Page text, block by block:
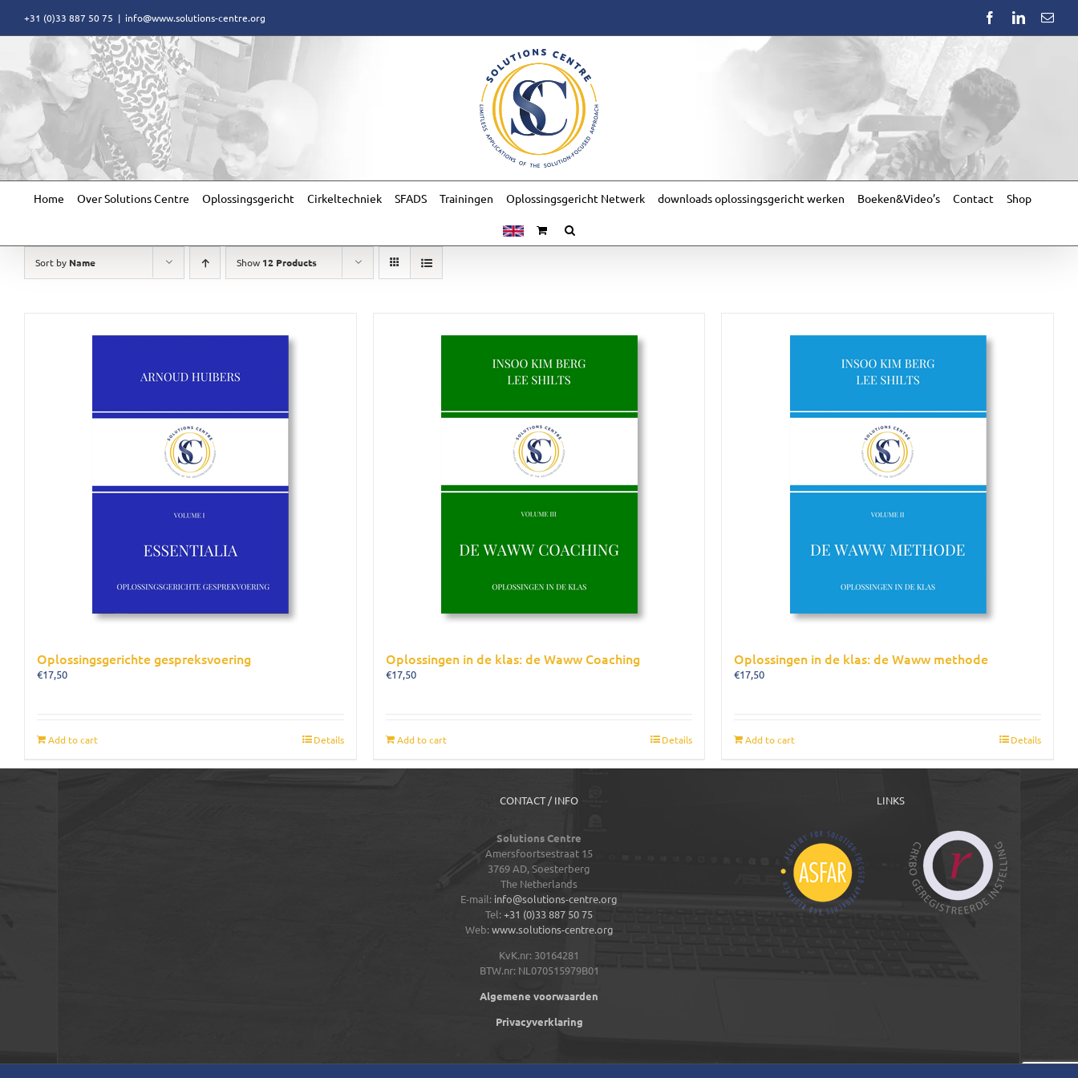
content
+31 (0)33 887 50 75 | info@www.solutions-centre.org FacebookLinkedIn
Home Over Solutions Centre Oplossingsgericht Cirkeltechniek SFADS Trainingen Oplossingsgericht Netwerk downloads oplossingsgericht werken Boeken&Video’s Contact Shop
Sort by Name Show 12 Products
Oplossingsgerichte gespreksvoering
€17,50
Add to cart Details
Oplossingen in de klas: de Waww Coaching
€17,50
Add to cart Details
Oplossingen in de klas: de Waww methode
€17,50
Add to cart Details
CONTACT / INFO
Solutions Centre
Amersfoortsestraat 15
3769 AD,Soesterberg
The Netherlands
E-mail: info@solutions-centre.org
Tel:+31 (0)33 887 50 75
Web:www.solutions-centre.org
KvK.nr: 30164281
BTW.nr: NL070515979B01
Algemene voorwaarden
Privacyverklaring
LINKS